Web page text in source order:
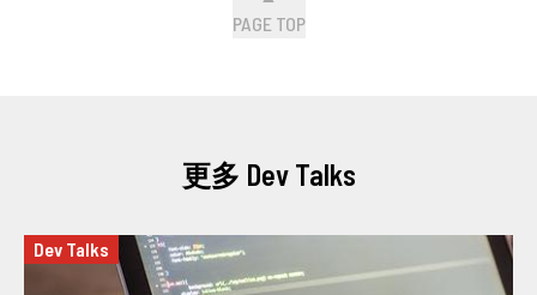
PAGE TOP
更多 Dev Talks
Dev Talks